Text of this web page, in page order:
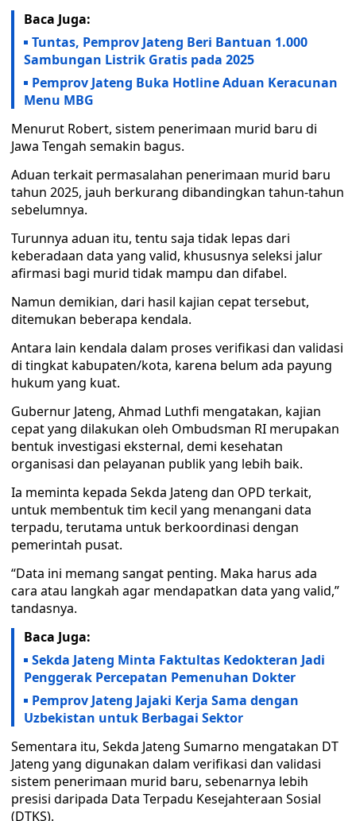
Baca Juga:
Tuntas, Pemprov Jateng Beri Bantuan 1.000
Sambungan Listrik Gratis pada 2025
Pemprov Jateng Buka Hotline Aduan Keracunan
Menu MBG
Menurut Robert, sistem penerimaan murid baru di
Jawa Tengah semakin bagus.
Aduan terkait permasalahan penerimaan murid baru
tahun 2025, jauh berkurang dibandingkan tahun-tahun
sebelumnya.
Turunnya aduan itu, tentu saja tidak lepas dari
keberadaan data yang valid, khususnya seleksi jalur
afirmasi bagi murid tidak mampu dan difabel.
Namun demikian, dari hasil kajian cepat tersebut,
ditemukan beberapa kendala.
Antara lain kendala dalam proses verifikasi dan validasi
di tingkat kabupaten/kota, karena belum ada payung
hukum yang kuat.
Gubernur Jateng, Ahmad Luthfi mengatakan, kajian
cepat yang dilakukan oleh Ombudsman RI merupakan
bentuk investigasi eksternal, demi kesehatan
organisasi dan pelayanan publik yang lebih baik.
Ia meminta kepada Sekda Jateng dan OPD terkait,
untuk membentuk tim kecil yang menangani data
terpadu, terutama untuk berkoordinasi dengan
pemerintah pusat.
“Data ini memang sangat penting. Maka harus ada
cara atau langkah agar mendapatkan data yang valid,”
tandasnya.
Baca Juga:
Sekda Jateng Minta Faktultas Kedokteran Jadi
Penggerak Percepatan Pemenuhan Dokter
Pemprov Jateng Jajaki Kerja Sama dengan
Uzbekistan untuk Berbagai Sektor
Sementara itu, Sekda Jateng Sumarno mengatakan DT
Jateng yang digunakan dalam verifikasi dan validasi
sistem penerimaan murid baru, sebenarnya lebih
presisi daripada Data Terpadu Kesejahteraan Sosial
(DTKS).